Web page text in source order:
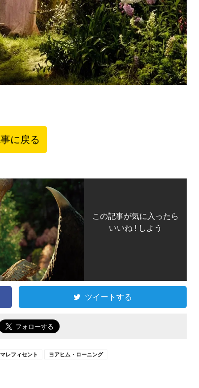
に戻る
この記事が気に入ったら
いいね ! しよう
ツイートする
マレフィセント ヨアヒム・ローニング